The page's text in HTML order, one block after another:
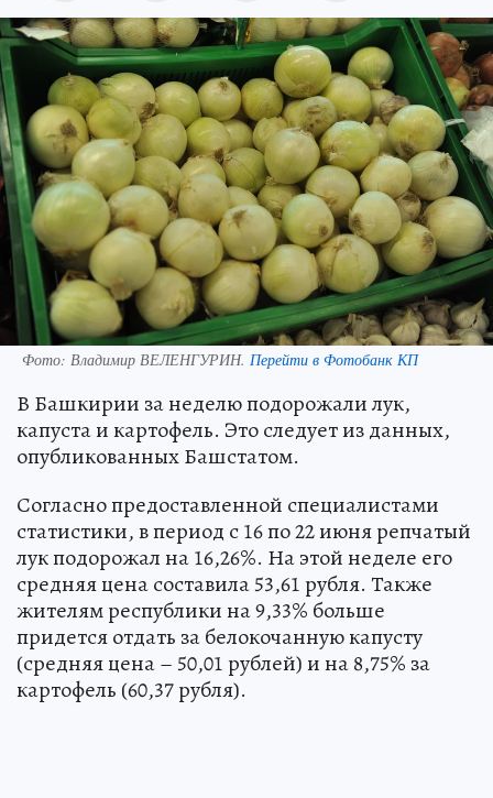
Фото: Владимир ВЕЛЕНГУРИН. Перейти в Фотобанк КП
В Башкирии за неделю подорожали лук,
капуста и картофель. Это следует из данных,
опубликованных Башстатом.
Согласно предоставленной специалистами
статистики, в период с 16 по 22 июня репчатый
лук подорожал на 16,26%. На этой неделе его
средняя цена составила 53,61 рубля. Также
жителям республики на 9,33% больше
придется отдать за белокочанную капусту
(средняя цена – 50,01 рублей) и на 8,75% за
картофель (60,37 рубля).